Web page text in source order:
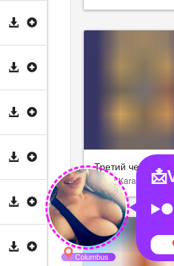
Третий человек
Anton Karas